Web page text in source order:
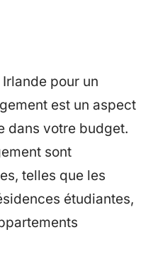
pour un
est un aspect
dans votre budget.
sont
telles que les
étudiantes,